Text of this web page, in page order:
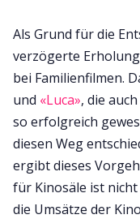
Als Grund für die
verzögerte
bei Familienfilmen.
und «Luca», die
so erfolgreich
diesen Weg
ergibt dieses
für Kinosäle ist
die Umsätze der